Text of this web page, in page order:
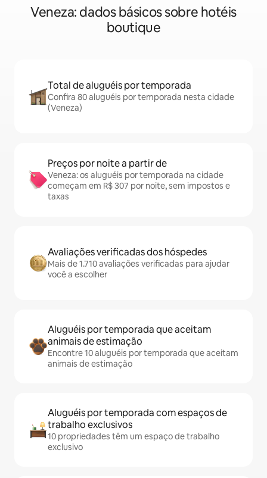
Veneza: dados básicos sobre hotéis
boutique
Total de aluguéis por temporada
Confira 80 aluguéis por temporada nesta cidade
(Veneza)
Preços por noite a partir de
Veneza: os aluguéis por temporada na cidade
começam em R$ 307 por noite, sem impostos e
taxas
Avaliações verificadas dos hóspedes
Mais de 1.710 avaliações verificadas para ajudar
você a escolher
Aluguéis por temporada que aceitam
animais de estimação
Encontre 10 aluguéis por temporada que aceitam
animais de estimação
Aluguéis por temporada com espaços de
trabalho exclusivos
10 propriedades têm um espaço de trabalho
exclusivo